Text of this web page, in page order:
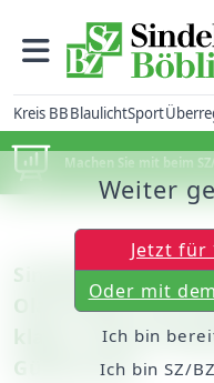
Kreis BBBlaulichtSport
Machen Sie mit beim
Sindelfingen/
Olaf Scholz vom
klagt / Keine
Gütetermin
Weiter
Jetzt für
Oder mit
Ich bin
Ich bin SZ/